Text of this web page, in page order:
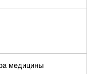
медицины